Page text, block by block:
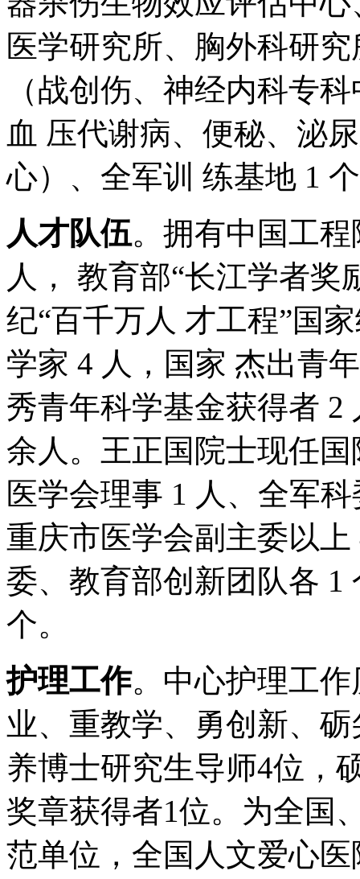
医学研究所、胸外科研
（战创伤、神经内科专
血 压代谢病、便秘、泌
心）、全军训 练基地 1
人才队伍。拥有中国工
人， 教育部“长江学者奖
纪“百千万人 才工程”国
学家 4 人，国家 杰出青
秀青年科学基金获得者 2
余人。王正国院士现任
医学会理事 1 人、全军
重庆市医学会副主委以
委、教育部创新团队各 1
个。
护理工作。中心护理工
业、重教学、勇创新、
养博士研究生导师4位，
奖章获得者1位。为全国
范单位，全国人文爱心